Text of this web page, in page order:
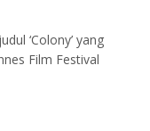
‘Colony’ yang
Film Festival